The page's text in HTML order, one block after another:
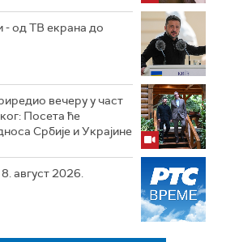
- од ТВ екрана до
вечеру у част
Посета ће
Србије и Украјине
август 2026.